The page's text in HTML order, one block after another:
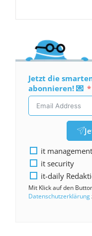
Jetzt die
abonnieren! 💌
it management
it security
it-daily
Mit Klick auf den
Datenschutzerklärung